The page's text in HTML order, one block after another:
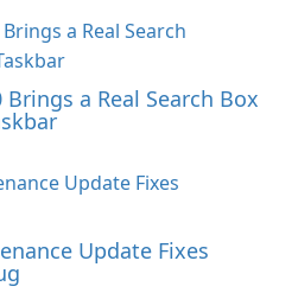
a Real Search Box
Update Fixes